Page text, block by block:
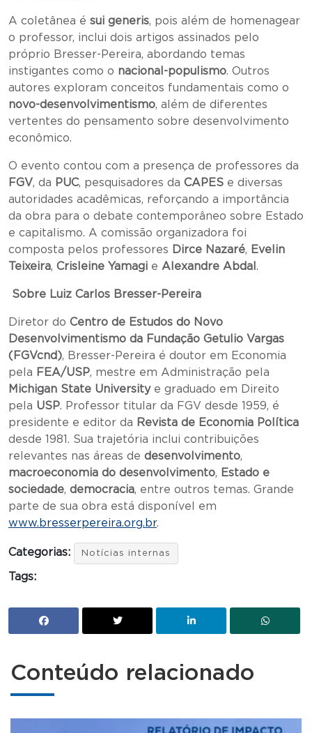
A coletânea é sui generis, pois além de homenagear
o professor, inclui dois artigos assinados pelo
próprio Bresser-Pereira, abordando temas
instigantes como o nacional-populismo. Outros
autores exploram conceitos fundamentais como o
novo-desenvolvimentismo, além de diferentes
vertentes do pensamento sobre desenvolvimento
econômico.
O evento contou com a presença de professores da
FGV, da PUC, pesquisadores da CAPES e diversas
autoridades acadêmicas, reforçando a importância
da obra para o debate contemporâneo sobre Estado
e capitalismo. A comissão organizadora foi
composta pelos professores Dirce Nazaré, Evelin
Teixeira, Crisleine Yamagi e Alexandre Abdal .
Sobre Luiz Carlos Bresser-Pereira
Diretor do Centro de Estudos do Novo
Desenvolvimentismo da Fundação Getulio Vargas
(FGVcnd), Bresser-Pereira é doutor em Economia
pela FEA/USP, mestre em Administração pela
Michigan State Universitye graduado em Direito
pela USP. Professor titular da FGV desde 1959, é
presidente e editor da Revista de Economia Política
desde 1981. Sua trajetória inclui contribuições
relevantes nas áreas de desenvolvimento,
macroeconomia do desenvolvimento, Estado e
sociedade, democracia, entre outros temas. Grande
parte de sua obra está disponível em
www.bresserpereira.org.br.
Categorias: Notícias internas
Tags:
Conteúdo relacionado